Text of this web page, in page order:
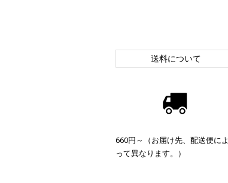
送料について
660円～（お届け先、配送便によ
って異なります。）